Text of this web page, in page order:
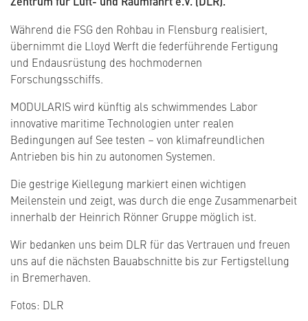
Während die FSG den Rohbau in Flensburg realisiert,
übernimmt die Lloyd Werft die federführende Fertigung
und Endausrüstung des hochmodernen
Forschungsschiffs.
MODULARIS wird künftig als schwimmendes Labor
innovative maritime Technologien unter realen
Bedingungen auf See testen – von klimafreundlichen
Antrieben bis hin zu autonomen Systemen.
Die gestrige Kiellegung markiert einen wichtigen
Meilenstein und zeigt, was durch die enge Zusammenarbeit
innerhalb der Heinrich Rönner Gruppe möglich ist.
Wir bedanken uns beim DLR für das Vertrauen und freuen
uns auf die nächsten Bauabschnitte bis zur Fertigstellung
in Bremerhaven.
Fotos: DLR